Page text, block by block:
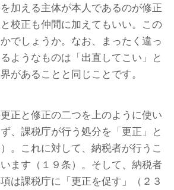
加える主体が本人であるのが修正
校正も仲間に加えてもいい。この
でしょうか。なお、まったく違っ
ようなものは「出直してこい」と
があることと同じことです。
正と修正の二つを上のように使い
、課税庁が行う処分を「更正」と
。これに対して、納税者が行うこ
ます（１９条）。そして、納税者
は課税庁に「更正を促す」（２３